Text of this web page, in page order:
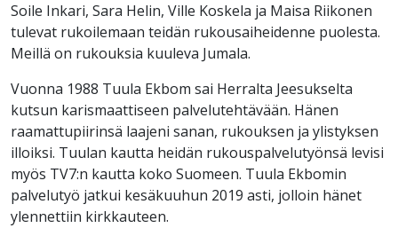
Soile Inkari, Sara Helin, Ville Koskela ja Maisa Riikonen
tulevat rukoilemaan teidän rukousaiheidenne puolesta.
Meillä on rukouksia kuuleva Jumala.
Vuonna 1988 Tuula Ekbom sai Herralta Jeesukselta
kutsun karismaattiseen palvelutehtävään. Hänen
raamattupiirinsä laajeni sanan, rukouksen ja ylistyksen
illoiksi. Tuulan kautta heidän rukouspalvelutyönsä levisi
myös TV7:n kautta koko Suomeen. Tuula Ekbomin
palvelutyö jatkui kesäkuuhun 2019 asti, jolloin hänet
ylennettiin kirkkauteen.